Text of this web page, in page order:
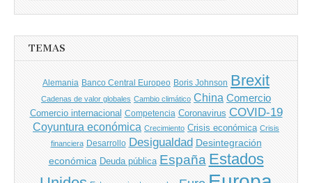
TEMAS
Alemania Banco Central Europeo Boris Johnson Brexit
Cadenas de valor globales Cambio climático China Comercio
Comercio internacional Competencia Coronavirus COVID-19
Coyuntura económica Crecimiento Crisis económica Crisis
financiera Desarrollo Desigualdad Desintegración
económica Deuda pública España Estados